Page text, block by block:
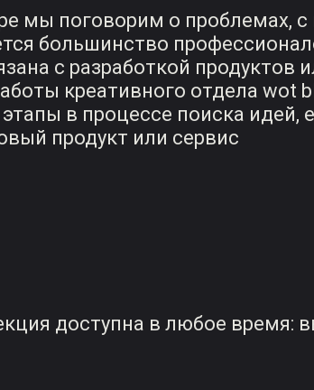
мы поговорим о проблемах,
большинство
с разработкой продуктов
креативного отдела wot
в процессе поиска идей,
продукт или сервис
доступна в любое время: